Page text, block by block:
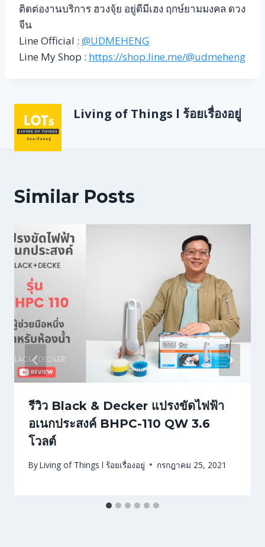
ติดต่องานบริการ ฮวงจุ้ย อยู่ดีมีเฮง ฤกษ์ยามมงคล ดวง
จีน
Line Official : @UDMEHENG
Line My Shop : https://shop.line.me/@udmeheng
Living of Things l ร้อยเรื่องอยู่
Similar Posts
รีวิว Black & Decker แปรงขัดไฟฟ้า
อเนกประสงค์ BHPC-110 QW 3.6
โวลต์
ByLiving of Things l ร้อยเรื่องอยู่ กรกฎาคม 25, 2021